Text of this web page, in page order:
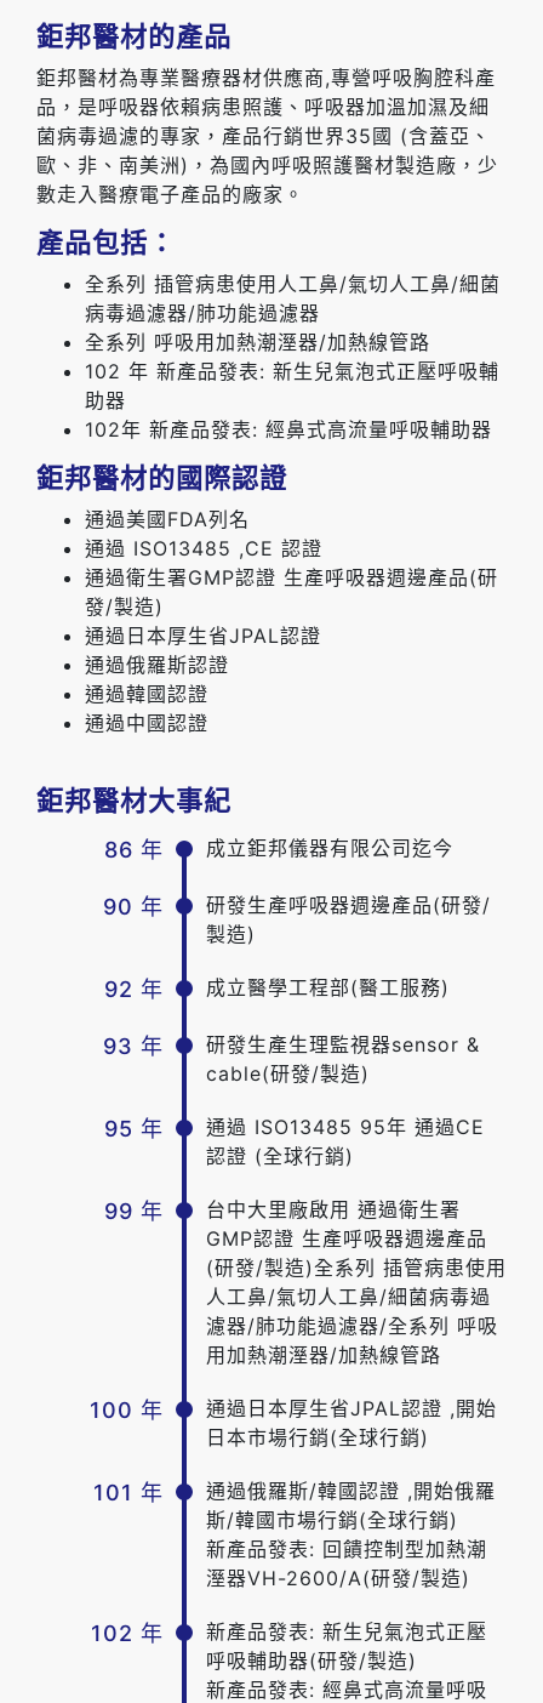
鉅邦醫材的產品
鉅邦醫材為專業醫療器材供應商,專營呼吸胸腔科產
品，是呼吸器依賴病患照護、呼吸器加溫加濕及細
菌病毒過濾的專家，產品行銷世界35國 (含蓋亞、
歐、非、南美洲)，為國內呼吸照護醫材製造廠，少
數走入醫療電子產品的廠家。
產品包括：
全系列 插管病患使用人工鼻/氣切人工鼻/細菌
病毒過濾器/肺功能過濾器
全系列 呼吸用加熱潮溼器/加熱線管路
102 年 新產品發表: 新生兒氣泡式正壓呼吸輔
助器
102年 新產品發表: 經鼻式高流量呼吸輔助器
鉅邦醫材的國際認證
通過美國FDA列名
通過 ISO13485 ,CE 認證
通過衛生署GMP認證 生產呼吸器週邊產品(研
發/製造)
通過日本厚生省JPAL認證
通過俄羅斯認證
通過韓國認證
通過中國認證
鉅邦醫材大事紀
86 年 成立鉅邦儀器有限公司迄今
90 年
研發生產呼吸器週邊產品(研發/
製造)
92 年 成立醫學工程部(醫工服務)
93 年
研發生產生理監視器sensor &
cable(研發/製造)
95 年
通過 ISO13485 95年 通過CE
認證 (全球行銷)
99 年
台中大里廠啟用 通過衛生署
GMP認證 生產呼吸器週邊產品
(研發/製造)全系列 插管病患使用
人工鼻/氣切人工鼻/細菌病毒過
濾器/肺功能過濾器/全系列 呼吸
用加熱潮溼器/加熱線管路
100 年
通過日本厚生省JPAL認證 ,開始
日本市場行銷(全球行銷)
101 年
通過俄羅斯/韓國認證 ,開始俄羅
斯/韓國市場行銷(全球行銷)
新產品發表: 回饋控制型加熱潮
溼器VH-2600/A(研發/製造)
102 年
新產品發表: 新生兒氣泡式正壓
呼吸輔助器(研發/製造)
新產品發表: 經鼻式高流量呼吸